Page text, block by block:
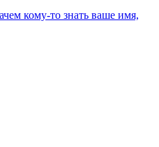
кому-то знать ваше имя,